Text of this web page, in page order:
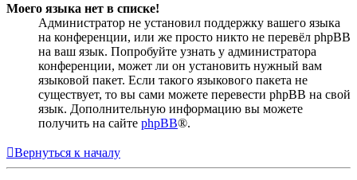
Моего языка нет в списке!
Администратор не установил поддержку вашего языка
на конференции, или же просто никто не перевёл phpBB
на ваш язык. Попробуйте узнать у администратора
конференции, может ли он установить нужный вам
языковой пакет. Если такого языкового пакета не
существует, то вы сами можете перевести phpBB на свой
язык. Дополнительную информацию вы можете
получить на сайте phpBB®.
Вернуться к началу